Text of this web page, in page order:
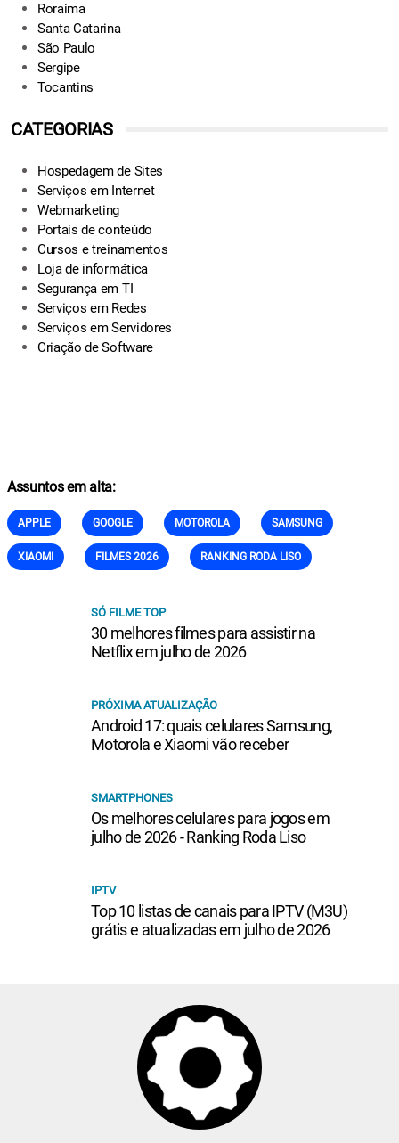
Roraima
Santa Catarina
São Paulo
Sergipe
Tocantins
CATEGORIAS
Hospedagem de Sites
Serviços em Internet
Webmarketing
Portais de conteúdo
Cursos e treinamentos
Loja de informática
Segurança em TI
Serviços em Redes
Serviços em Servidores
Criação de Software
Assuntos em alta:
APPLE GOOGLE MOTOROLA SAMSUNG
XIAOMI FILMES 2026 RANKING RODA LISO
SÓ FILME TOP
30 melhores filmes para assistir na
Netflix em julho de 2026
PRÓXIMA ATUALIZAÇÃO
Android 17: quais celulares Samsung,
Motorola e Xiaomi vão receber
SMARTPHONES
Os melhores celulares para jogos em
julho de 2026 - Ranking Roda Liso
IPTV
Top 10 listas de canais para IPTV (M3U)
grátis e atualizadas em julho de 2026